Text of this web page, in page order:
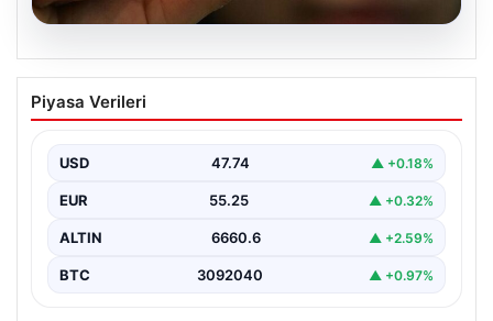
06.08.2026
22 Mayıs 2026 Güncel Altın Fiyatları ve
Analizi
hareketlilik yatırımcıların ve ilgili piyasa uzmanlarının
en…
Piyasa Verileri
USD 47.74 ▲ +0.18%
EUR 55.25 ▲ +0.32%
ALTIN 6660.6 ▲ +2.59%
BTC 3092040 ▲ +0.97%